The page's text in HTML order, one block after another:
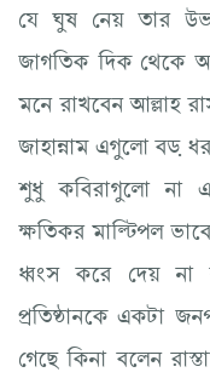
যে ঘুষ নেয় তার
জাগতিক দিক থেকে
মনে রাখবেন আল্লাহ
জাহান্নাম এগুলো বড়
শুধু কবিরাগুলো না
ক্ষতিকর মাল্টিপল
ধ্বংস করে দেয় না
প্রতিষ্ঠানকে একটা
গেছে কিনা বলেন